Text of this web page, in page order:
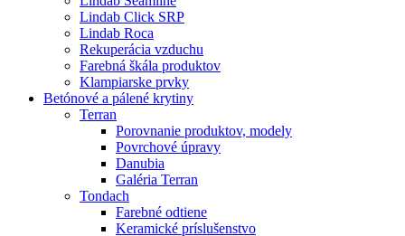
Lindab Click SRP
Lindab Roca
Rekuperácia vzduchu
Farebná škála produktov
Klampiarske prvky
Betónové a pálené krytiny
Terran
Porovnanie produktov, modely
Povrchové úpravy
Danubia
Galéria Terran
Tondach
Farebné odtiene
Keramické príslušenstvo